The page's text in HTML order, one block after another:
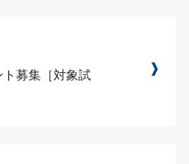
募集［対象試